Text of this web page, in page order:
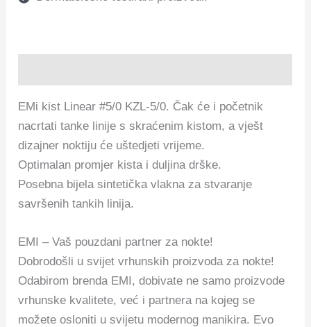
EMi kist Linear #5/0 KZL-5/0. Čak će i početnik
nacrtati tanke linije s skraćenim kistom, a vješt
dizajner noktiju će uštedjeti vrijeme.
Optimalan promjer kista i duljina drške.
Posebna bijela sintetička vlakna za stvaranje
savršenih tankih linija.
EMI – Vaš pouzdani partner za nokte!
Dobrodošli u svijet vrhunskih proizvoda za nokte!
Odabirom brenda EMI, dobivate ne samo proizvode
vrhunske kvalitete, već i partnera na kojeg se
možete osloniti u svijetu modernog manikira. Evo